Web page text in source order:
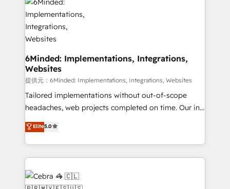
tailored to your GTM motion. 🔹 Migrations:
Accredited HubSpot Partner, ensuring migration
from other CRMs to HubSpot without data loss or
downtime. 🔹 RevOps Strategy: Align teams,
processes, and data to drive revenue efficiency. 🔹
Integrations: Connect HubSpot with your tech stack
for better adoption. 🔹 Custom Solutions: Build
tailored apps, workflows, and configurations. We are
SOC 2 Type II and ISO 27001 certified, reinforcing
OneMetric, we help revenue teams focus on the
OneMetric that matters most: revenue.
6Minded: Implementations, Integrations,
Websites
提供元：6Minded: Implementations, Integrations, Websites
Tailored implementations without out-of-scope
headaches, web projects completed on time. Our in-
house team of certified CRM architects, experts,
developers, designers, and marketers handles all
aspects of your HubSpot. ✨ 400+ global clients ✨
100+ seamless migrations from 15+ different CRMs
✨ 100,000+ hours in HubSpot projects, 75+ full Hub
implementations, and 5,000+ pages ✨ CS: Clients
Elite5.0